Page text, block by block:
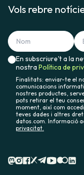
Vols rebre
En subscriure't a la
nostraPolítica de
Finalitats: enviar-te el
comunicacions
nostres productes,
pots retirar el teu
moment, així com
teves dades i altres
datos.com. Informació
privacitat.